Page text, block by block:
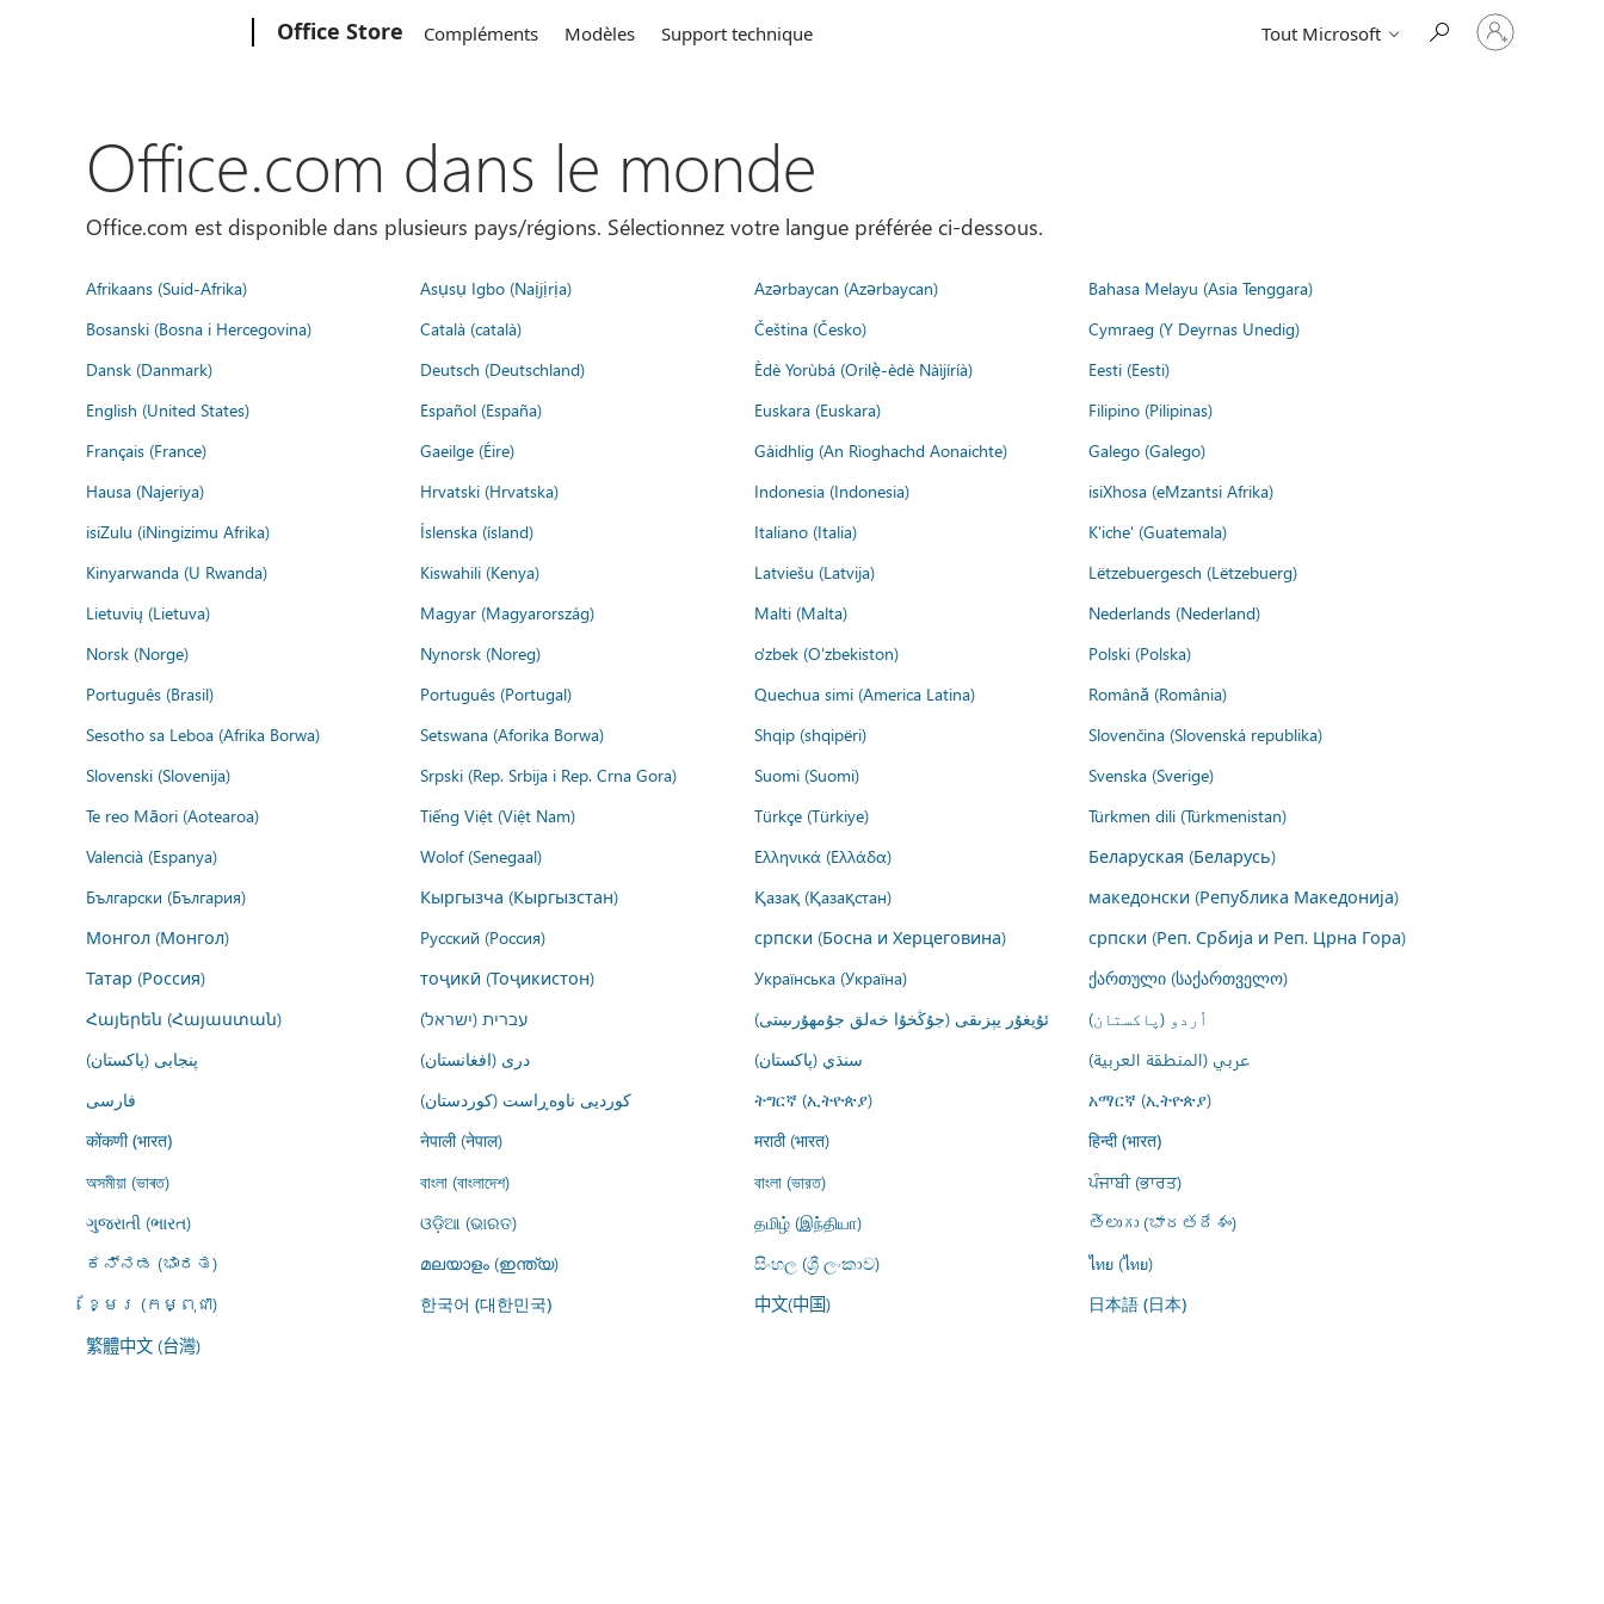
Office Store Compléments Modèles Support technique Tout Microsoft
Connectez-
vous
Office.com dans le monde
Office.com est disponible dans plusieurs pays/régions. Sélectionnez votre langue préférée ci-dessous.
Afrikaans (Suid-Afrika) Asụsụ Igbo (Naịjịrịa) Azərbaycan (Azərbaycan)
Bahasa Melayu (Asia Tenggara)
Bosanski (Bosna i Hercegovina)
Català (català) Čeština (Česko)
Cymraeg (Y Deyrnas Unedig)
Dansk (Danmark)
Deutsch (Deutschland) Èdè Yorùbá (Orilẹ̀-èdè Nàìjíríà)
Eesti (Eesti)
English (United States)
Español (España) Euskara (Euskara)
Filipino (Pilipinas)
Français (France)
Gaeilge (Éire) Gàidhlig (An Rìoghachd Aonaichte)
Galego (Galego)
Hausa (Najeriya)
Hrvatski (Hrvatska) Indonesia (Indonesia)
isiXhosa (eMzantsi Afrika)
isiZulu (iNingizimu Afrika)
Íslenska (ísland) Italiano (Italia)
K'iche' (Guatemala)
Kinyarwanda (U Rwanda)
Kiswahili (Kenya) Latviešu (Latvija)
Lëtzebuergesch (Lëtzebuerg)
Lietuvių (Lietuva)
Magyar (Magyarország) Malti (Malta)
Nederlands (Nederland)
Norsk (Norge)
Nynorsk (Noreg) o'zbek (O'zbekiston)
Polski (Polska)
Português (Brasil)
Português (Portugal) Quechua simi (America Latina)
Română (România)
Sesotho sa Leboa (Afrika Borwa)
Setswana (Aforika Borwa) Shqip (shqipëri)
Slovenčina (Slovenská republika)
Slovenski (Slovenija)
Srpski (Rep. Srbija i Rep. Crna Gora) Suomi (Suomi)
Svenska (Sverige)
Te reo Māori (Aotearoa)
Tiếng Việt (Việt Nam) Türkçe (Türkiye)
Türkmen dili (Türkmenistan)
Valencià (Espanya)
Wolof (Senegaal) Ελληνικά (Ελλάδα)
Беларуская (Беларусь)
Български (България)
Кыргызча (Кыргызстан) Қазақ (Қазақстан)
македонски (Република Македонија)
Монгол (Монгол)
Русский (Россия) српски (Босна и Херцеговина)
српски (Реп. Србија и Реп. Црна Гора)
Татар (Россия)
тоҷикӣ (Тоҷикистон) Українська (Україна)
ქართული (საქართველო)
Հայերեն (Հայաստան)
עברית (ישראל) ئۇيغۇر يېزىقى (جۇڭخۇا خەلق جۇمھۇرىيىتى)
اُردو (پاکستان)
پنجابی (پاکستان)
درى (افغانستان) سنڌي (پاکستان)
عربي (المنطقة العربية)
فارسى
کوردیی ناوەڕاست (کوردستان) ትግርኛ (ኢትዮጵያ) አማርኛ (ኢትዮጵያ)
कोंकणी (भारत) नेपाली (नेपाल) मराठी (भारत) हिन्दी (भारत)
অসমীয়া (ভাৰত) বাংলা (বাংলাদেশ) বাংলা (ভারত)
ਪੰਜਾਬੀ (ਭਾਰਤ)
ગુજરાતી (ભારત)
ଓଡ଼ିଆ (ଭାରତ) தமிழ் (இந்தியா)
తెలుగు (భారతదేశం)
ಕನ್ನಡ (ಭಾರತ)
മലയാളം (ഇന്ത്യ) සිංහල (ශ්‍රී ලංකාව)
ไทย (ไทย)
ខ្មែរ (កម្ពុជា)
한국어 (대한민국) 中文(中国) 日本語 (日本)
繁體中文 (台灣)